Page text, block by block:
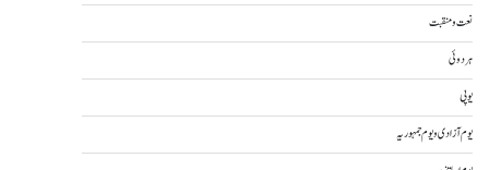
نعت و منقبت
ہردوئی
یوپی
یوم آزادی و یوم جمہوریہ